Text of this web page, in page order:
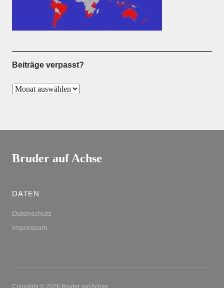
Beiträge verpasst?
Bruder auf Achse
DATEN
Datenschutz
Impressum
Copyright © 2026 Bruder auf Achse